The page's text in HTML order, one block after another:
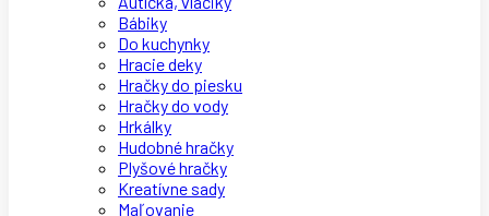
Bábiky
Do kuchynky
Hracie deky
Hračky do piesku
Hračky do vody
Hrkálky
Hudobné hračky
Plyšové hračky
Kreatívne sady
Maľovanie